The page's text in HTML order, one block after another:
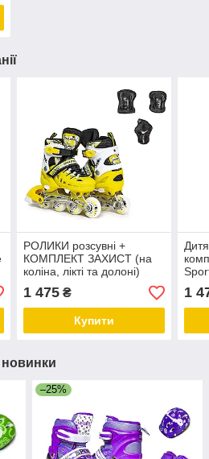
РОЛИКИ розсувні +
КОМПЛЕКТ ЗАХИСТ (на
коліна, лікті та долоні)
Scale Sports жовті, розмір
34-38
1 475₴
Купити
34-
1
новинки
–25%